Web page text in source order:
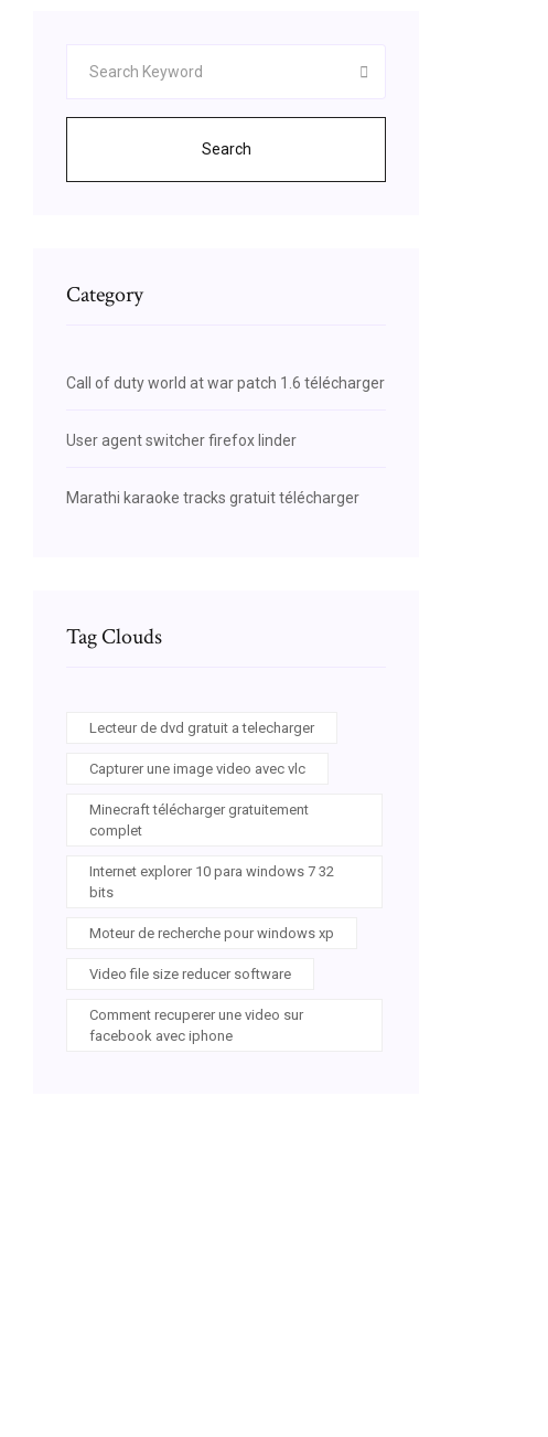
Search
Category
Call of duty world at war patch 1.6 télécharger
User agent switcher firefox linder
Marathi karaoke tracks gratuit télécharger
Tag Clouds
Lecteur de dvd gratuit a telecharger
Capturer une image video avec vlc
Minecraft télécharger gratuitement
complet
Internet explorer 10 para windows 7 32
bits
Moteur de recherche pour windows xp
Video file size reducer software
Comment recuperer une video sur
facebook avec iphone